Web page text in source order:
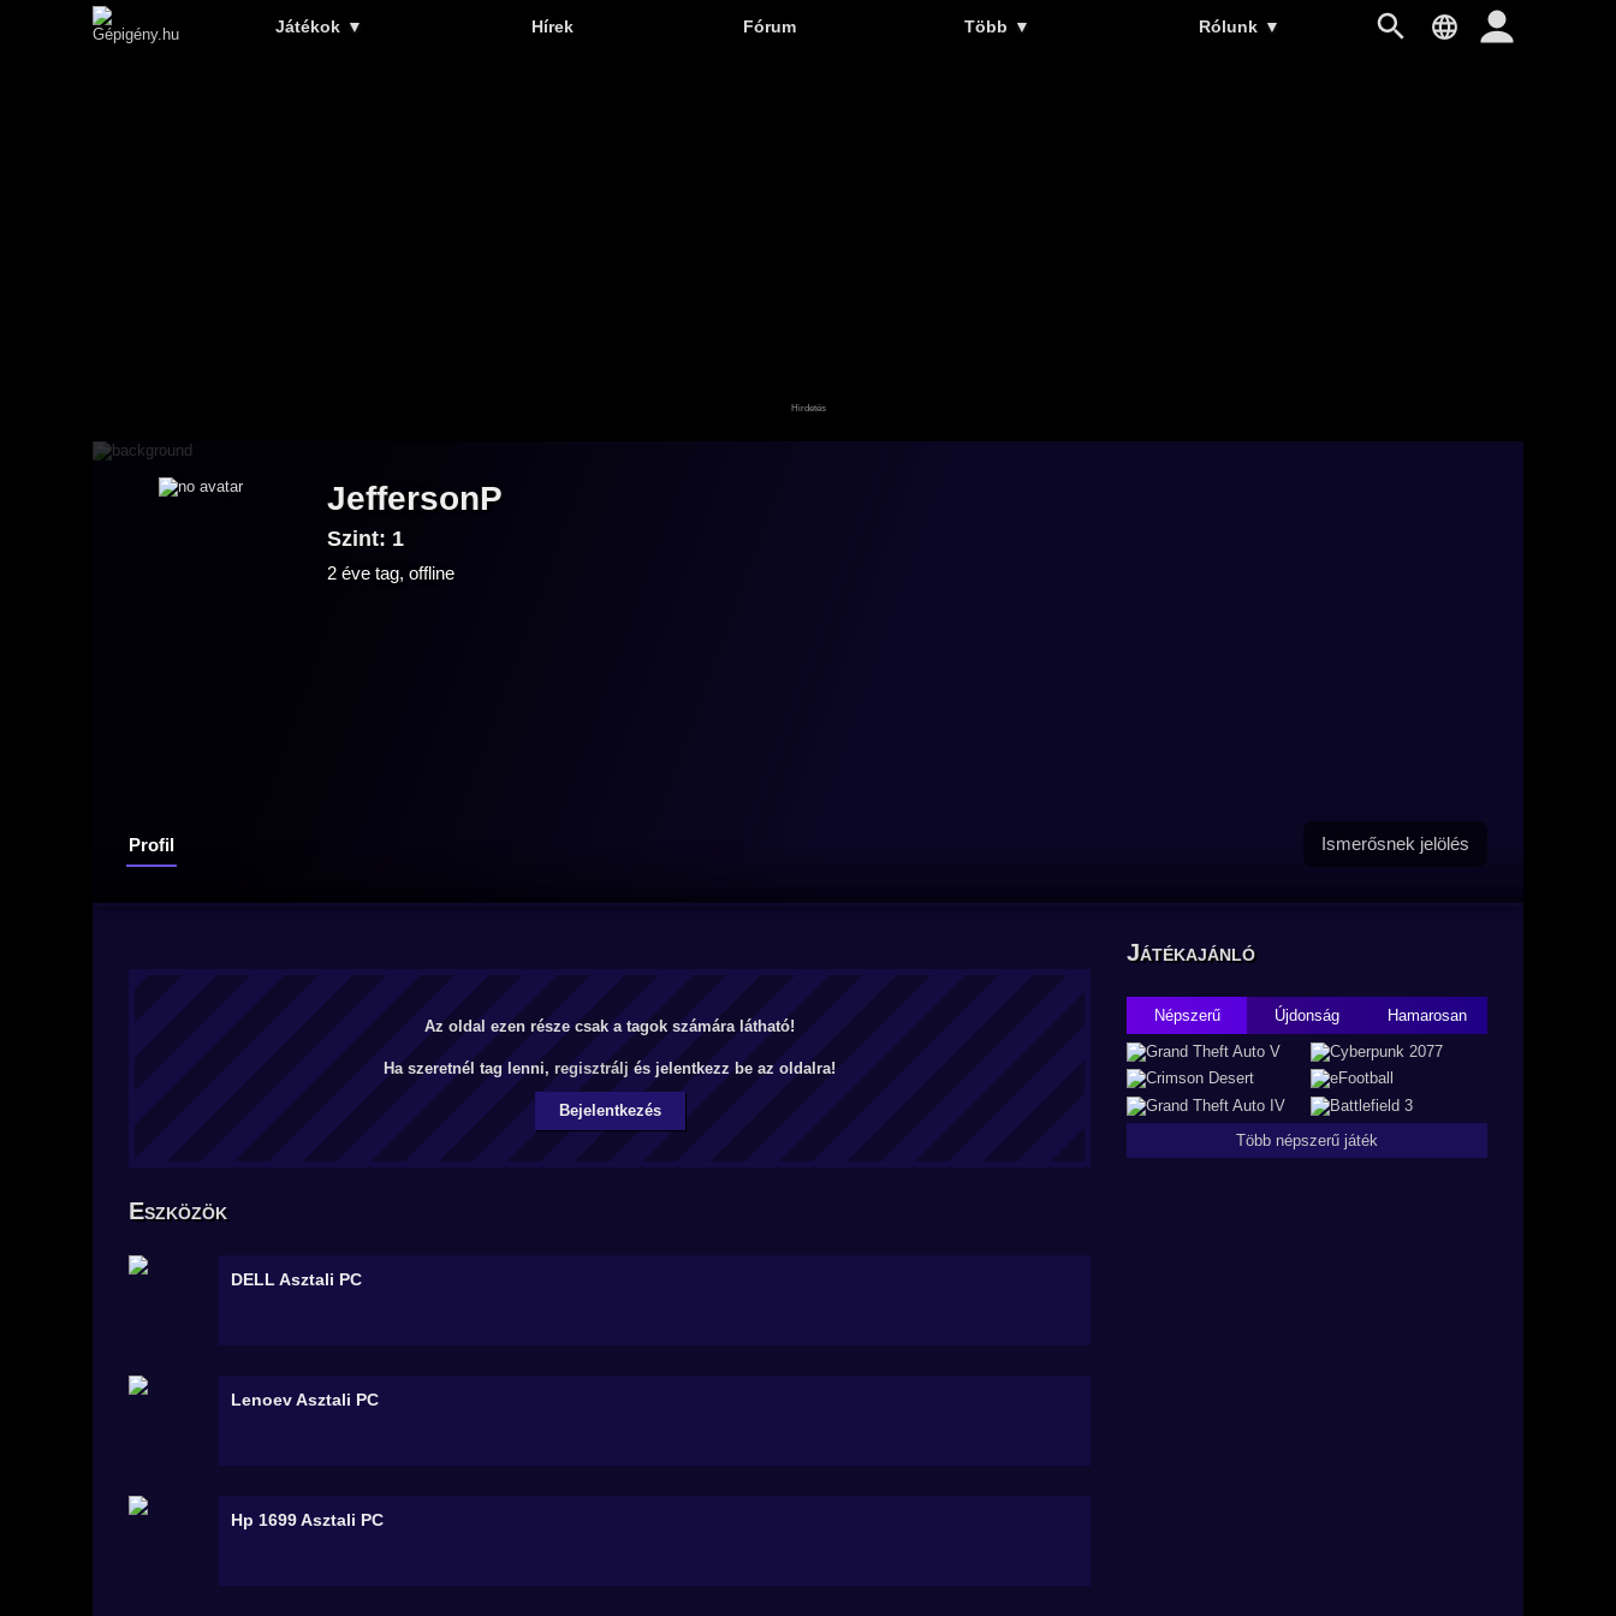
Játékok ▼ Hírek Fórum Több ▼ Rólunk ▼
JeffersonP
Szint: 1
2 éve tag, offline
Profil Ismerősnek jelölés
Az oldal ezen része csak a tagok számára látható!
Ha szeretnél tag lenni, regisztrálj és jelentkezz be az oldalra!
Bejelentkezés
Eszközök
DELL Asztali PC
LenoevAsztali PC
Hp 1699Asztali PC
Játékajánló
Népszerű Újdonság Hamarosan
Több népszerű játék